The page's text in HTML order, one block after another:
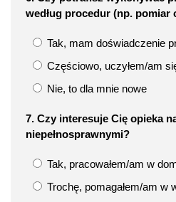
według procedur (np. pomiar
Tak, mam doświadczenie
Częściowo, uczyłem/am
Nie, to dla mnie nowe
7. Czy interesuje Cię opieka
niepełnosprawnymi?
Tak, pracowałem/am w
Trochę, pomagałem/am w